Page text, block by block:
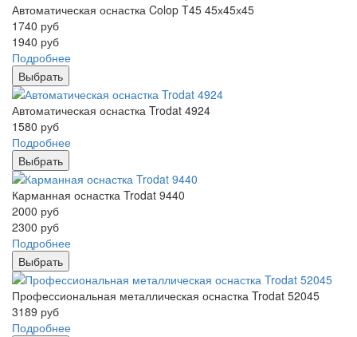
Автоматическая оснастка Colop T45 45х45х45
1740 руб
1940 руб
Подробнее
Выбрать
Автоматическая оснастка Trodat 4924
1580 руб
Подробнее
Выбрать
Карманная оснастка Trodat 9440
2000 руб
2300 руб
Подробнее
Выбрать
Профессиональная металлическая оснастка Trodat 52045
3189 руб
Подробнее